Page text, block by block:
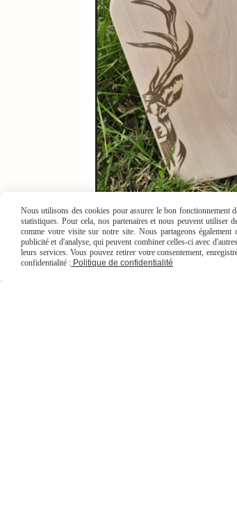
Planche à
Format
40,00€
Nous utilisons des cookies pour assurer le bon fonctionnement
statistiques. Pour cela, nos partenaires et nous peuvent utiliser
comme votre visite sur notre site. Nous partageons
publicité et d'analyse, qui peuvent combiner celles-ci avec
leurs services. Vous pouvez retirer votre consentement,
confidentialité : Politique de confidentialité